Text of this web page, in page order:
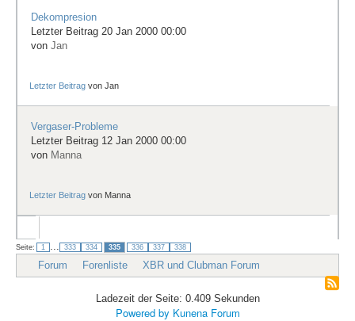
Dekompresion
Letzter Beitrag 20 Jan 2000 00:00
von Jan
Letzter Beitrag vonJan
Vergaser-Probleme
Letzter Beitrag 12 Jan 2000 00:00
von Manna
Letzter Beitrag von Manna
Seite: 1 333 334 335 336 337 338
Forum Forenliste XBR und Clubman Forum
Ladezeit der Seite: 0.409 Sekunden
Powered by Kunena Forum